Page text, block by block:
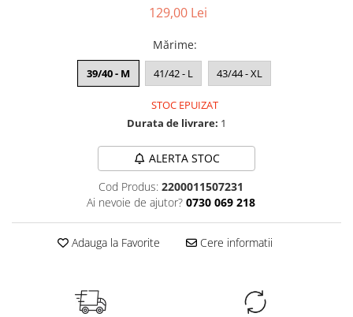
129,00 Lei
Mărime:
39/40 - M 41/42 - L 43/44 - XL
STOC EPUIZAT
Durata de livrare: 1
ALERTA STOC
Cod Produs: 2200011507231
Ai nevoie de ajutor? 0730 069 218
Adauga la Favorite Cere informatii